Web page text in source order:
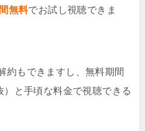
無料でお試し視聴できま
約もできますし、無料期間
と手頃な料金で視聴できる